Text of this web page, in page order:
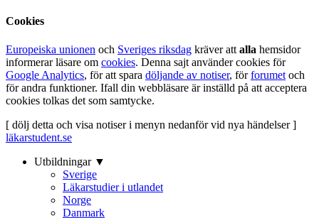
Cookies
Europeiska unionen och Sveriges riksdag kräver att alla hemsidor
informerar läsare om cookies. Denna sajt använder cookies för
Google Analytics, för att spara döljande av notiser, förforumet och
för andra funktioner. Ifall din webbläsare är inställd på att acceptera
cookies tolkas det som samtycke.
[ dölj detta och visa notiser i menyn nedanför vid nya händelser ]
läkarstudent.se
Utbildningar ▼
Sverige
Läkarstudier i utlandet
Norge
Danmark